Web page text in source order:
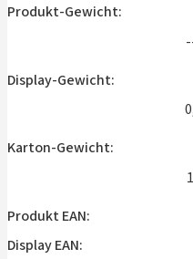
Produkt-Gewicht:
Display-Gewicht:
Karton-Gewicht:
Produkt EAN:
Display EAN: